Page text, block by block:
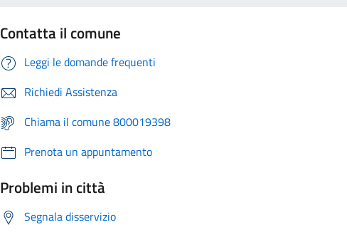
Contatta il comune
Leggi le domande frequenti
Richiedi Assistenza
Chiama il comune 800019398
Prenota un appuntamento
Problemi in città
Segnala disservizio